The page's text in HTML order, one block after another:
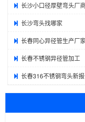
长沙小口径厚壁弯头厂
长沙弯头找哪家
长春同心异径管生产厂家
长春不锈钢异径管加工
长春316不锈钢弯头新